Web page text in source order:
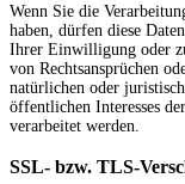
Wenn Sie die
haben, dürfen diese
Ihrer Einwilligung oder
von Rechtsansprüchen
natürlichen oder
öffentlichen Interesses
verarbeitet werden.
SSL- bzw. TLS-